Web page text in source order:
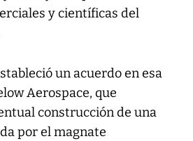
y científicas del
un acuerdo en esa
Aerospace, que
construcción de una
por el magnate